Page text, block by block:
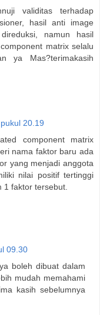
validitas terhadap
hasil anti image
namun hasil
matrix selalu
ya Mas?terimakasih
20.19
component matrix
nama faktor baru ada
yang menjadi anggota
nilai positif tertinggi
1 faktor tersebut.
09.30
boleh dibuat dalam
mudah memahami
kasih sebelumnya